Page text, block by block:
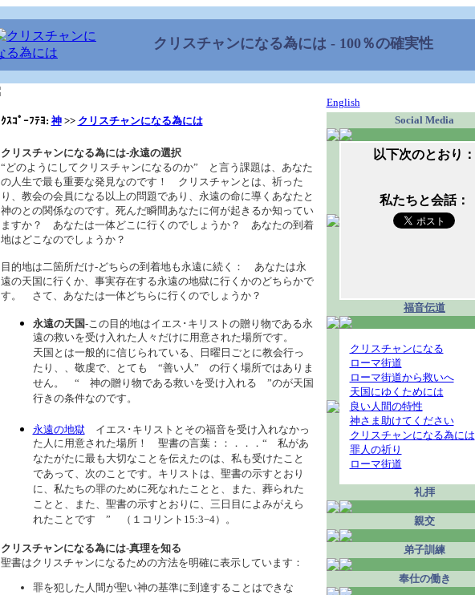
クリスチャンになる為には - 100％の確実性
ｸｽｺﾟｰﾌﾃﾖ: 神>> クリスチャンになる為には
クリスチャンになる為には‐永遠の選択
“どのようにしてクリスチャンになるのか” と言う課題は、あなた
の人生で最も重要な発見なのです！ クリスチャンとは、祈った
り、教会の会員になる以上の問題であり、永遠の命に導くあなたと
神のとの関係なのです。死んだ瞬間あなたに何が起きるか知ってい
ますか？ あなたは一体どこに行くのでしょうか？ あなたの到着
地はどこなのでしょうか？
目的地は二箇所だけ‐どちらの到着地も永遠に続く： あなたは永
遠の天国に行くか、事実存在する永遠の地獄に行くかのどちらかで
す。 さて、あなたは一体どちらに行くのでしょうか？
永遠の天国‐この目的地はイエス･キリストの贈り物である永
遠の救いを受け入れた人々だけに用意された場所です。
天国とは一般的に信じられている、日曜日ごとに教会行っ
たり、、敬虔で、とても “善い人” の行く場所ではありま
せん。 “ 神の贈り物である救いを受け入れる ”のが天国
行きの条件なのです。
永遠の地獄 イエス･キリストとその福音を受け入れなかっ
た人に用意された場所！ 聖書の言葉：：．．．“ 私があ
なたがたに最も大切なことを伝えたのは、私も受けたこと
であって、次のことです。キリストは、聖書の示すとおり
に、私たちの罪のために死なれたことと、また、葬られた
ことと、また、聖書の示すとおりに、三日目によみがえら
れたことです ” （１コリント15:3−4）。
クリスチャンになる為には‐真理を知る
聖書はクリスチャンになるための方法を明確に表示しています：
罪を犯した人間が聖い神の基準に到達することはできな
English
Social Media
以下次のとおり：
私たちと会話：
福音伝道
クリスチャンになる
ローマ街道
ローマ街道から救いへ
天国にゆくためには
良い人間の特性
神さま助けてください
クリスチャンになる為には
罪人の祈り
ローマ街道
礼拝
親交
弟子訓練
奉仕の働き